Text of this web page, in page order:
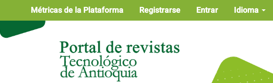
Idioma
Métricas de la Plataforma Registrarse Entrar